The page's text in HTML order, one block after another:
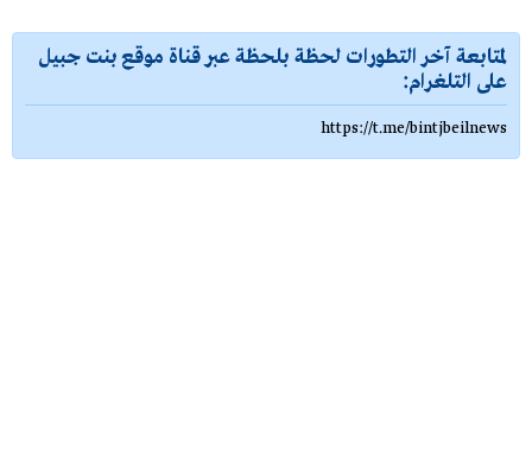
لمتابعة آخر التطورات لحظة بلحظة عبر قناة موقع بنت جبيل
على التلغرام:
https://t.me/bintjbeilnews